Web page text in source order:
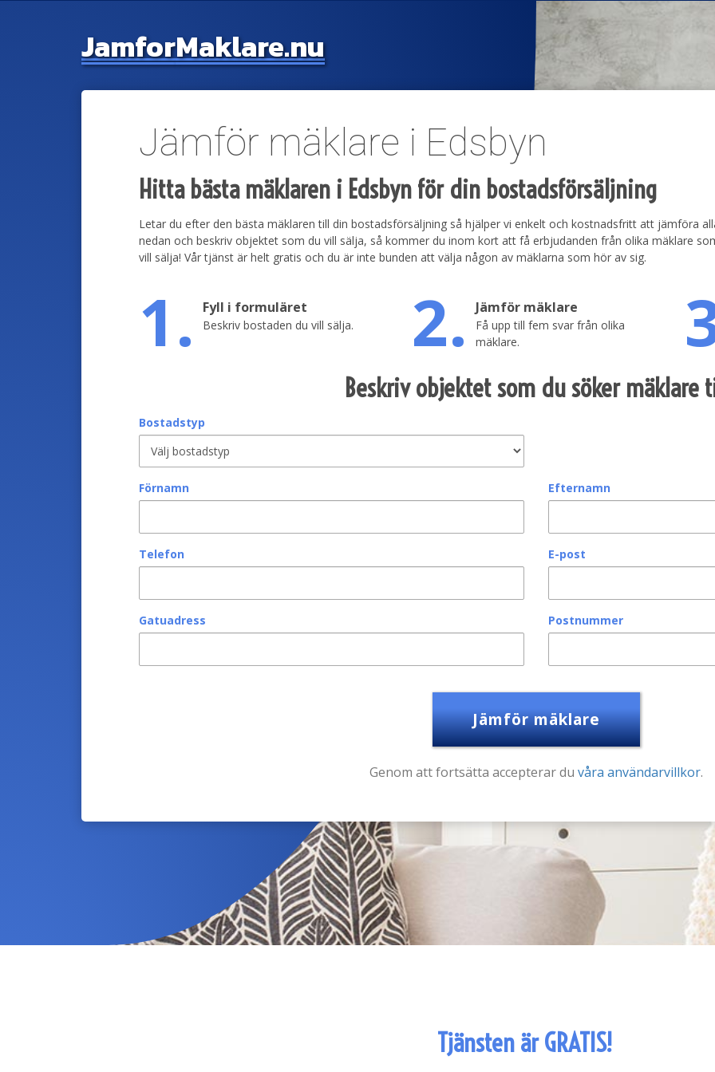
JamforMaklare.nu
Jämför mäklare i Edsbyn
Hitta bästa mäklaren i Edsbyn för din bostadsförsäljning
Letar du efter den bästa mäklaren till din bostadsförsäljning så hjälper vi enkelt och kostnadsfritt att jämföra
nedan och beskriv objektet som du vill sälja, så kommer du inom kort att få erbjudanden från olika mäklare
vill sälja! Vår tjänst är helt gratis och du är inte bunden att välja någon av mäklarna som hör av sig.
1. Fyll i formuläret
Beskriv bostaden du vill sälja. 2. Jämför mäklare
Få upp till fem svar från olika
mäklare.
Beskriv objektet som du söker mäklare
Bostadstyp
Förnamn Efternamn
Telefon E-post
Gatuadress Postnummer
Jämför mäklare
Genom att fortsätta accepterar du våra användarvillkor.
Tjänsten är GRATIS!